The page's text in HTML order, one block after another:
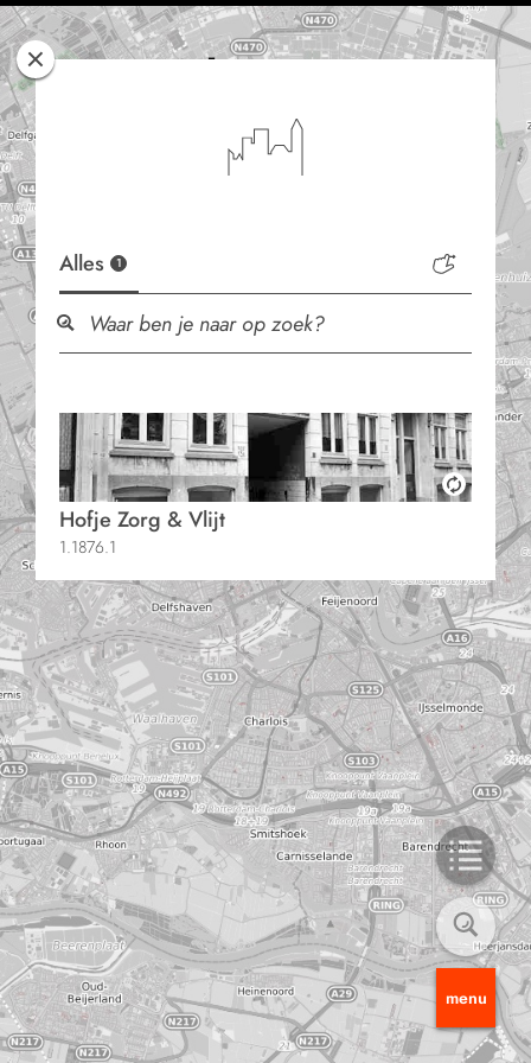
Rotterdam
menu
Alles 1
Hofje Zorg & Vlijt
1.1876.1